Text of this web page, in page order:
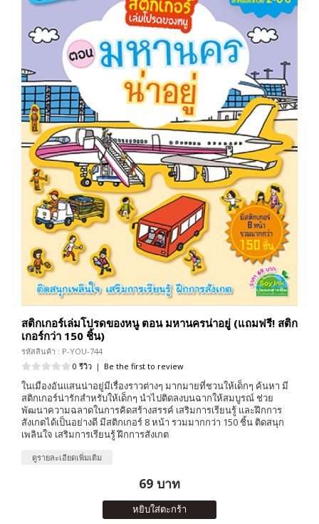
สติกเกอร์เล่มโปรดของหนู ตอน มหานครน่าอยู่ (แถมฟรี! สติก
เกอร์กว่า 150 ชิ้น)
รหัสสินค้า : P-YOU-744
0 รีวิว | Be the first to review
ในเมืองอันแสนน่าอยู่มีเรื่องราวต่างๆ มากมายที่ชวนให้เด็กๆ ค้นหา มี
สติกเกอร์น่ารักสำหรับให้เด็กๆ นำไปติดลงบนฉากให้สมบูรณ์ ช่วย
พัฒนาความฉลาดในการคิดสร้างสรรค์ เสริมการเรียนรู้ และฝึกการ
สังเกตได้เป็นอย่างดี มีสติกเกอร์ 8 หน้า รวมมากกว่า 150 ชิ้น ติดสนุก
เพลินใจ เสริมการเรียนรู้ ฝึกการสังเกต
ดูรายละเอียดเพิ่มเติม
69 บาท
หยิบใส่ตะกร้า